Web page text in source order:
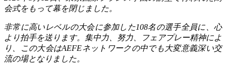
会式をもって幕を閉じました。
非常に高いレベルの大会に参加した108名の選手全員に、心
より拍手を送ります。集中力、努力、フェアプレー精神によ
り、この大会はAEFEネットワークの中でも大変意義深い交
流の場となりました。